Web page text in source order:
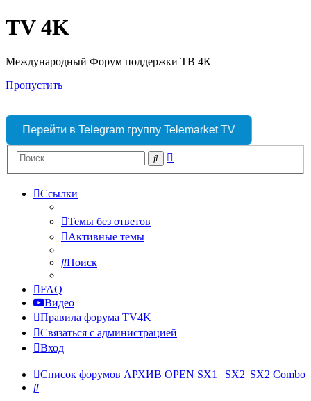
TV 4K
Международный Форум поддержки ТВ 4К
Пропустить
Перейти в Telegram группу Telemarket TV
Поиск
Ссылки
Темы без ответов
Активные темы
Поиск
FAQ
Видео
Правила форума TV4K
Связаться с администрацией
Вход
Список форумов АРХИВ OPEN SX1 | SX2| SX2 Combo
Поиск